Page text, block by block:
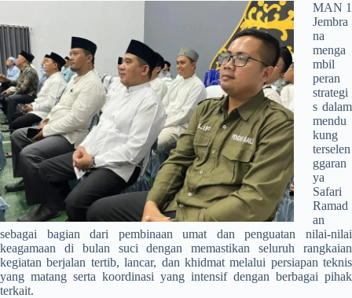
MAN 1
Jembra
na
menga
mbil
peran
strategi
s dalam
mendu
kung
terselen
ggaran
ya
Safari
Ramad
an
sebagai bagian dari pembinaan umat dan penguatan nilai-nilai
keagamaan di bulan suci dengan memastikan seluruh rangkaian
kegiatan berjalan tertib, lancar, dan khidmat melalui persiapan teknis
yang matang serta koordinasi yang intensif dengan berbagai pihak
terkait.